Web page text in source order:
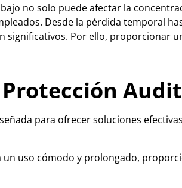
no solo puede afectar la
Desde la pérdida temporal
significativos. Por ello, proporcionar
para ofrecer soluciones
un uso cómodo y prolongado,